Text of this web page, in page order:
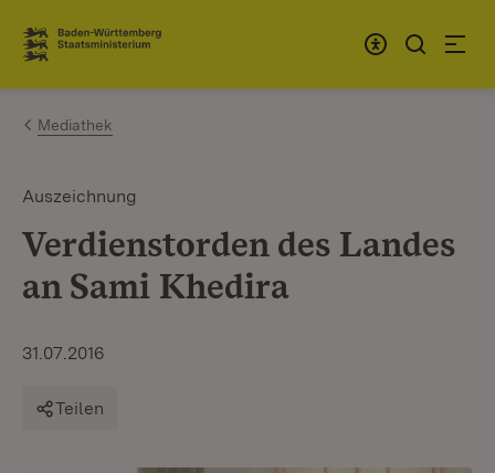
Zum Inhalt springen
Link zur Startseite
Mediathek
Auszeichnung
Verdienstorden des Landes
an Sami Khedira
31.07.2016
Teilen